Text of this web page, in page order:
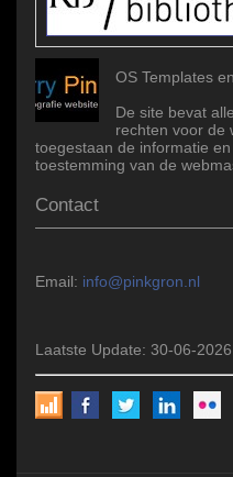
OS Templates
De site bevat
rechten voor de
toegestaan de informatie
toestemming van de
Contact
Email: info@pinkgron.nl
Laatste Update: 30-06-2026